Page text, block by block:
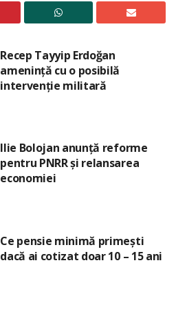
Recep Tayyip Erdoğan
amenință cu o posibilă
intervenție militară
Ilie Bolojan anunță reforme
pentru PNRR și relansarea
economiei
Ce pensie minimă primești
dacă ai cotizat doar 10 – 15 ani